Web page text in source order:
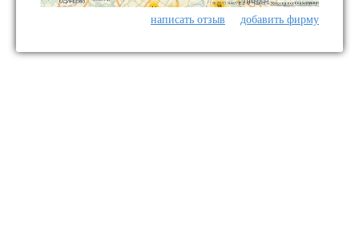
написать отзыв добавить фирму